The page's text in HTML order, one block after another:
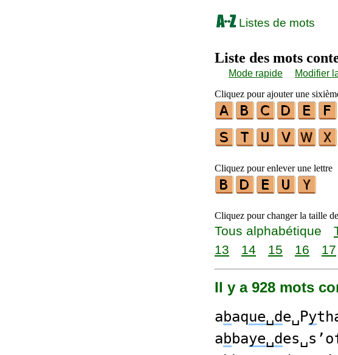
Listes de mots
Liste des mots
Mode rapide
Modifier
Cliquez pour ajouter une
Cliquez pour enlever une lettre
Cliquez pour changer la taille
Tous alphabétique
13
14 15 16 17
Il y a 928 mots
abaque␣de␣Py
abbaye␣d